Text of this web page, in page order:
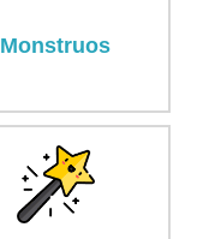
Monstruos